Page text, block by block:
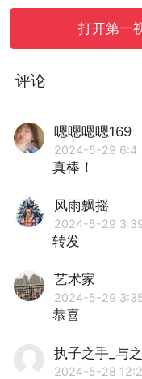
打开第一
评论
嗯嗯嗯嗯169
2024-5-29 6:4
真棒！
风雨飘摇
2024-5-29
转发
艺术家
2024-5-29
恭喜
执子之手_与
2024-5-28